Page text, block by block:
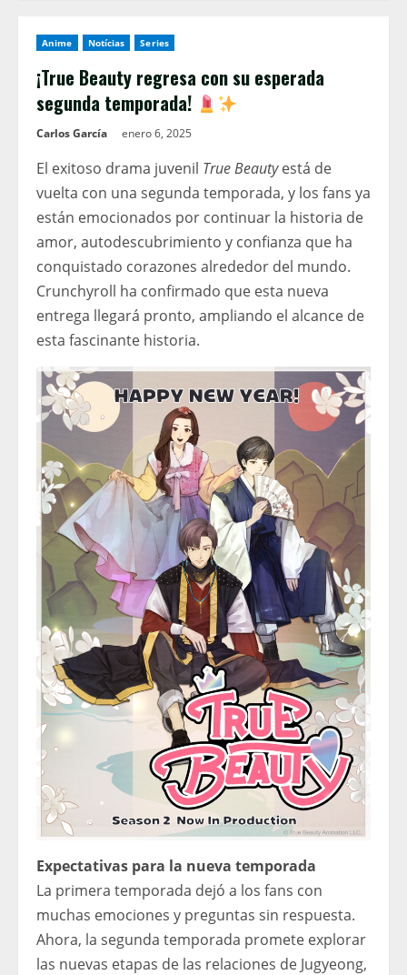
Anime Notícias Series
¡True Beauty regresa con su esperada
segunda temporada!
Carlos García enero 6, 2025
El exitoso drama juvenil True Beautyestá de
vuelta con una segunda temporada, y los fans ya
están emocionados por continuar la historia de
amor, autodescubrimiento y confianza que ha
conquistado corazones alrededor del mundo.
Crunchyroll ha confirmado que esta nueva
entrega llegará pronto, ampliando el alcance de
esta fascinante historia.
Expectativas para la nueva temporada
La primera temporada dejó a los fans con
muchas emociones y preguntas sin respuesta.
Ahora, la segunda temporada promete explorar
las nuevas etapas de las relaciones de Jugyeong,